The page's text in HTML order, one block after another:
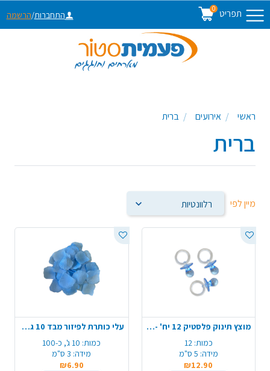
תפריט 0
התחברות/הרשמה
ראשי אירועים ברית
ברית
מיין לפי
מוצץ תינוק פלסטיק 12 יח' - תכלת
כמות: 12
מידה: 5 ס"מ
₪12.90
עלי כותרת לפיזור מבד 10 גרם - תכלת
כמות: 10 ג', כ-100
מידה: 3 ס"מ
₪6.90